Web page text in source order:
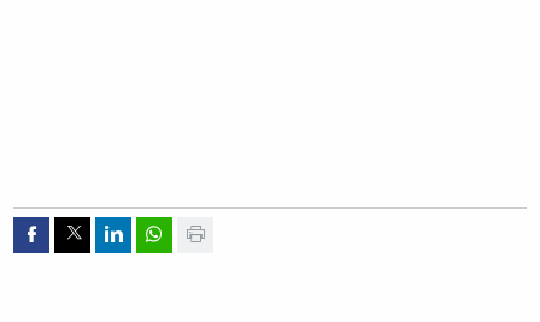
Compartir por Facebook
Compartir por Twitter
Compartir por Linkedin
Compartir por whatsapp
Imprimir